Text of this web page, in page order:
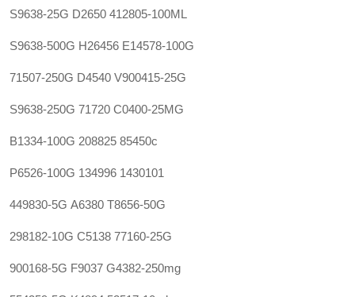
S9638-25G D2650 412805-100ML
S9638-500G H26456 E14578-100G
71507-250G D4540 V900415-25G
S9638-250G 71720 C0400-25MG
B1334-100G 208825 85450c
P6526-100G 134996 1430101
449830-5G A6380 T8656-50G
298182-10G C5138 77160-25G
900168-5G F9037 G4382-250mg